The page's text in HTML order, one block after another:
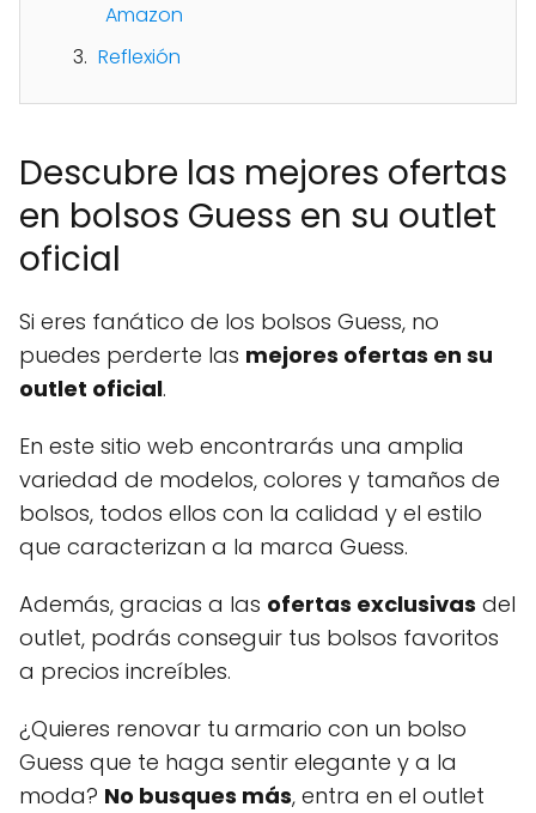
Amazon
Reflexión
Descubre las mejores ofertas
en bolsos Guess en su outlet
oficial
Si eres fanático de los bolsos Guess, no
puedes perderte las mejores ofertas en su
outlet oficial.
En este sitio web encontrarás una amplia
variedad de modelos, colores y tamaños de
bolsos, todos ellos con la calidad y el estilo
que caracterizan a la marca Guess.
Además, gracias a las ofertas exclusivas del
outlet, podrás conseguir tus bolsos favoritos
a precios increíbles.
¿Quieres renovar tu armario con un bolso
Guess que te haga sentir elegante y a la
moda? No busques más, entra en el outlet